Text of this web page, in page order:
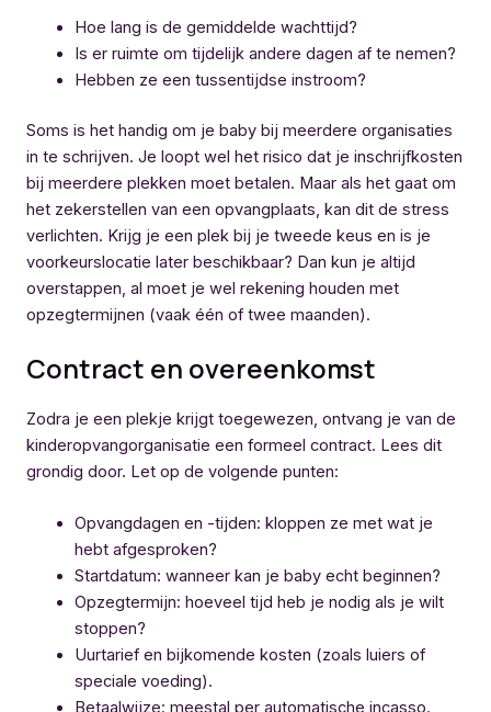
Hoe lang is de gemiddelde wachttijd?
Is er ruimte om tijdelijk andere dagen af te nemen?
Hebben ze een tussentijdse instroom?
Soms is het handig om je baby bij meerdere organisaties
in te schrijven. Je loopt wel het risico dat je inschrijfkosten
bij meerdere plekken moet betalen. Maar als het gaat om
het zekerstellen van een opvangplaats, kan dit de stress
verlichten. Krijg je een plek bij je tweede keus en is je
voorkeurslocatie later beschikbaar? Dan kun je altijd
overstappen, al moet je wel rekening houden met
opzegtermijnen (vaak één of twee maanden).
Contract en overeenkomst
Zodra je een plekje krijgt toegewezen, ontvang je van de
kinderopvangorganisatie een formeel contract. Lees dit
grondig door. Let op de volgende punten:
Opvangdagen en -tijden: kloppen ze met wat je
hebt afgesproken?
Startdatum: wanneer kan je baby echt beginnen?
Opzegtermijn: hoeveel tijd heb je nodig als je wilt
stoppen?
Uurtarief en bijkomende kosten (zoals luiers of
speciale voeding).
Betaalwijze: meestal per automatische incasso.